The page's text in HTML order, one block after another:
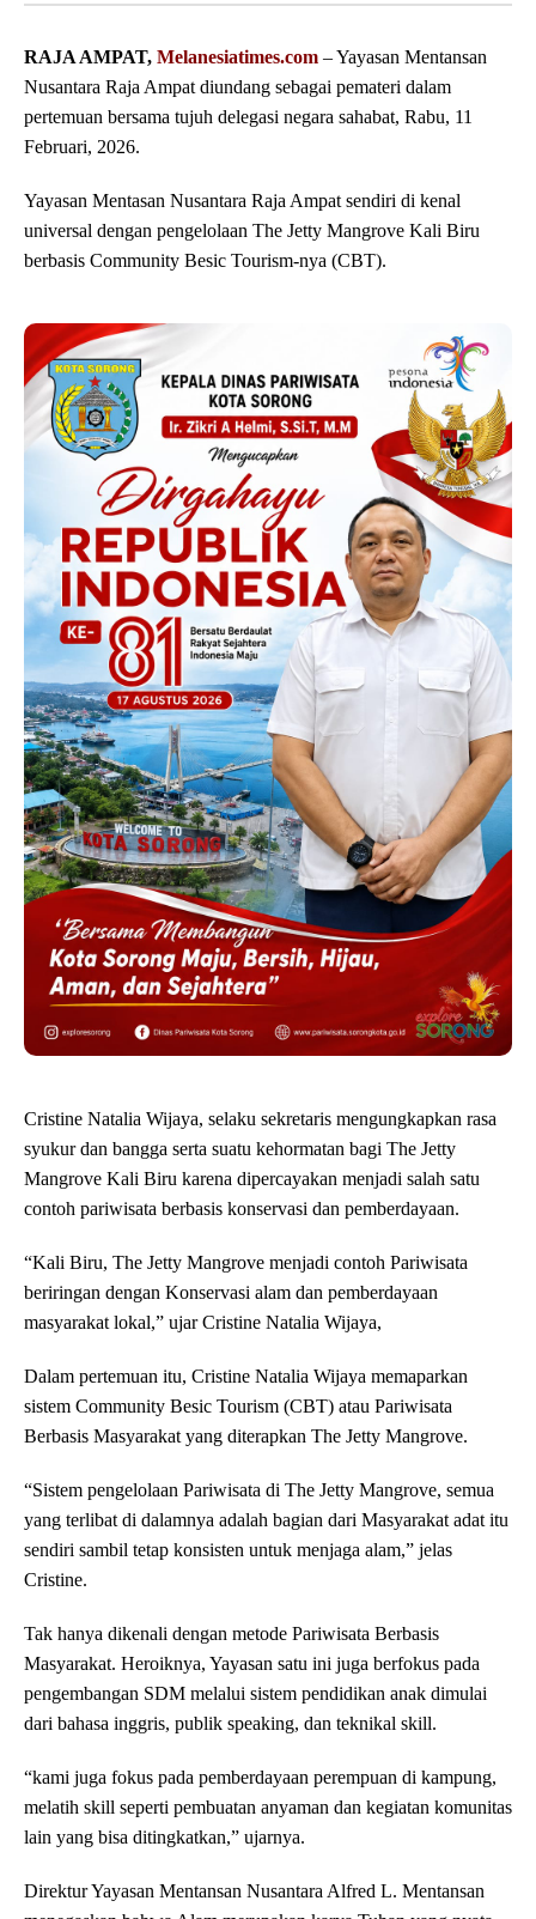
RAJA AMPAT, Melanesiatimes.com – Yayasan Mentansan
Nusantara Raja Ampat diundang sebagai pemateri dalam
pertemuan bersama tujuh delegasi negara sahabat, Rabu, 11
Februari, 2026.
Yayasan Mentasan Nusantara Raja Ampat sendiri di kenal
universal dengan pengelolaan The Jetty Mangrove Kali Biru
berbasis Community Besic Tourism-nya (CBT).
Cristine Natalia Wijaya, selaku sekretaris mengungkapkan rasa
syukur dan bangga serta suatu kehormatan bagi The Jetty
Mangrove Kali Biru karena dipercayakan menjadi salah satu
contoh pariwisata berbasis konservasi dan pemberdayaan.
“Kali Biru, The Jetty Mangrove menjadi contoh Pariwisata
beriringan dengan Konservasi alam dan pemberdayaan
masyarakat lokal,” ujar Cristine Natalia Wijaya,
Dalam pertemuan itu, Cristine Natalia Wijaya memaparkan
sistem Community Besic Tourism (CBT) atau Pariwisata
Berbasis Masyarakat yang diterapkan The Jetty Mangrove.
“Sistem pengelolaan Pariwisata di The Jetty Mangrove, semua
yang terlibat di dalamnya adalah bagian dari Masyarakat adat itu
sendiri sambil tetap konsisten untuk menjaga alam,” jelas
Cristine.
Tak hanya dikenali dengan metode Pariwisata Berbasis
Masyarakat. Heroiknya, Yayasan satu ini juga berfokus pada
pengembangan SDM melalui sistem pendidikan anak dimulai
dari bahasa inggris, publik speaking, dan teknikal skill.
“kami juga fokus pada pemberdayaan perempuan di kampung,
melatih skill seperti pembuatan anyaman dan kegiatan komunitas
lain yang bisa ditingkatkan,” ujarnya.
Direktur Yayasan Mentansan Nusantara Alfred L. Mentansan